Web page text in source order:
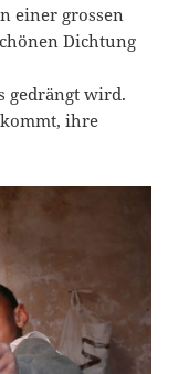
einer grossen
Dichtung
gedrängt wird.
ihre